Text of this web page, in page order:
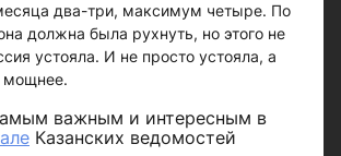
два-три, максимум четыре. По
должна была рухнуть, но этого не
устояла. И не просто устояла, а
мощнее.
важным и интересным в
Казанских ведомостей